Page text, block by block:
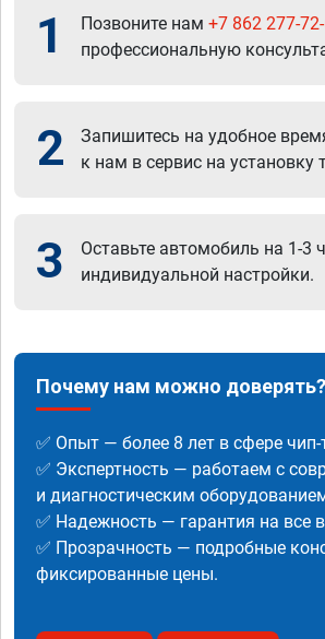
1 Позвоните нам +7 862 277-
профессиональную
2
Запишитесь на удобное
к нам в сервис на установку
3
Оставьте автомобиль на 1-3
индивидуальной настройки.
Почему нам можно доверять?
✅ Опыт — более 8 лет в сфере
✅ Экспертность — работаем с
и диагностическим
✅ Надежность — гарантия на все
✅ Прозрачность — подробные
фиксированные цены.